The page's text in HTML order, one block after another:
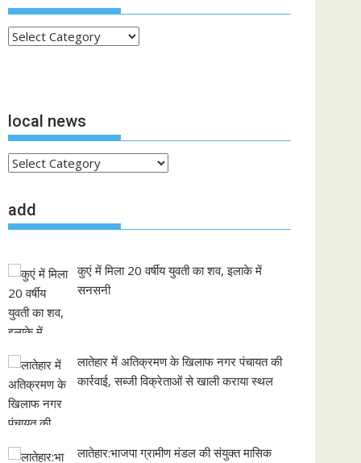
b
o
l s
A
y
Li
e
ताजा
local news
local
add
कुएं में मिला 20 वर्षीय युवती का शव, इलाके में
सनसनी
लातेहार में अतिक्रमण के खिलाफ नगर पंचायत की
कार्रवाई, सब्जी विक्रेताओं से खाली कराया स्थल
लातेहार:भाजपा ग्रामीण मंडल की संयुक्त मासिक